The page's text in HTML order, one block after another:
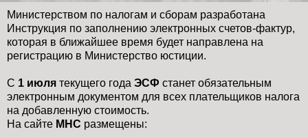
Министерством по налогам и сборам разработана
Инструкция по заполнению электронных счетов-фактур,
которая в ближайшее время будет направлена на
регистрацию в Министерство юстиции.
С 1 июля текущего года ЭСФ станет обязательным
электронным документом для всех плательщиков налога
на добавленную стоимость.
На сайте МНС размещены: